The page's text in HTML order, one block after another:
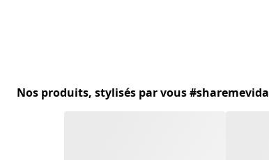
Nos produits, stylisés par vous